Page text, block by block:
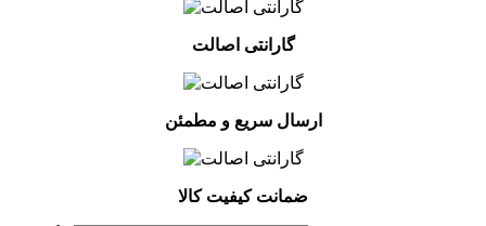
گارانتی اصالت
ارسال سریع و مطمئن
ضمانت کیفیت کالا